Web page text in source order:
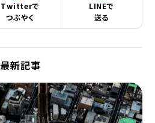
Twitterで
つぶやく
LINEで
送る
最新記事